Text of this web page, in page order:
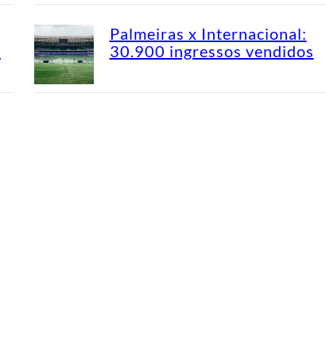
Palmeiras x Internacional:
30.900 ingressos vendidos